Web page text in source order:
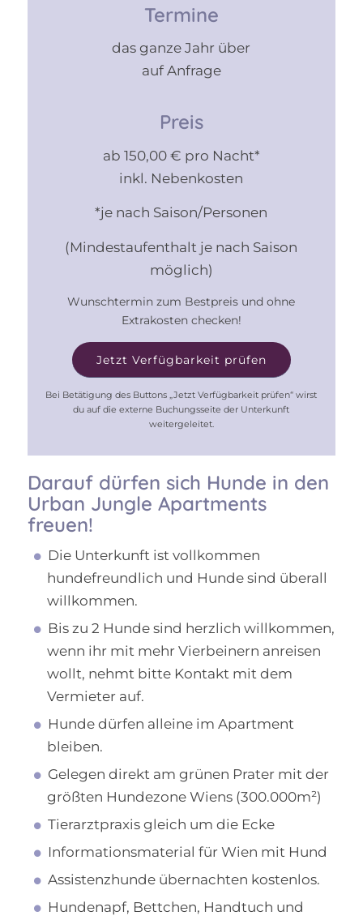
Termine
das ganze Jahr über
auf Anfrage
Preis
ab 150,00 € pro Nacht*
inkl. Nebenkosten
*je nach Saison/Personen
(Mindestaufenthalt je nach Saison
möglich)
Wunschtermin zum Bestpreis und ohne
Extrakosten checken!
Jetzt Verfügbarkeit prüfen
Bei Betätigung des Buttons „Jetzt Verfügbarkeit prüfen“ wirst
du auf die externe Buchungsseite der Unterkunft
weitergeleitet.
Darauf dürfen sich Hunde in den
Urban Jungle Apartments
freuen!
Die Unterkunft ist vollkommen
hundefreundlich und Hunde sind überall
willkommen.
Bis zu 2 Hunde sind herzlich willkommen,
wenn ihr mit mehr Vierbeinern anreisen
wollt, nehmt bitte Kontakt mit dem
Vermieter auf.
Hunde dürfen alleine im Apartment
bleiben.
Gelegen direkt am grünen Prater mit der
größten Hundezone Wiens (300.000m²)
Tierarztpraxis gleich um die Ecke
Informationsmaterial für Wien mit Hund
Assistenzhunde übernachten kostenlos.
Hundenapf, Bettchen, Handtuch und